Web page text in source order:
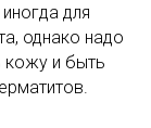
для
однако надо
кожу и быть